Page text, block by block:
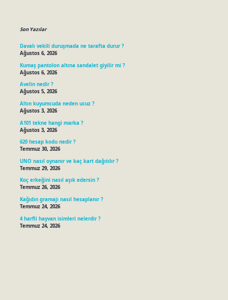
Son Yazılar
Davalı vekili duruşmada ne tarafta durur ?
Ağustos 6, 2026
Kumaş pantolon altına sandalet giyilir mi ?
Ağustos 6, 2026
Avelin nedir ?
Ağustos 5, 2026
Altın kuyumcuda neden ucuz ?
Ağustos 3, 2026
A101 tekne hangi marka ?
Ağustos 3, 2026
620 hesap kodu nedir ?
Temmuz 30, 2026
UNO nasıl oynanır ve kaç kart dağıtılır ?
Temmuz 29, 2026
Koç erkeğini nasıl aşık edersin ?
Temmuz 26, 2026
Kağıdın gramajı nasıl hesaplanır ?
Temmuz 24, 2026
4 harfli hayvan isimleri nelerdir ?
Temmuz 24, 2026